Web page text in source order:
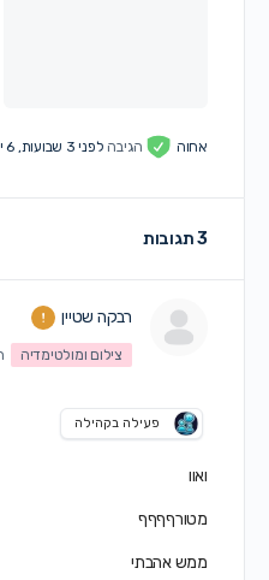
אחוה הגיבהלפני 3 שבועות, 6 ימים
3 תגובות
רבקה שטיין
צילום ומולטימדיה
פעילה בקהילה
ואוו
מטורףףףף
ממש אהבתי